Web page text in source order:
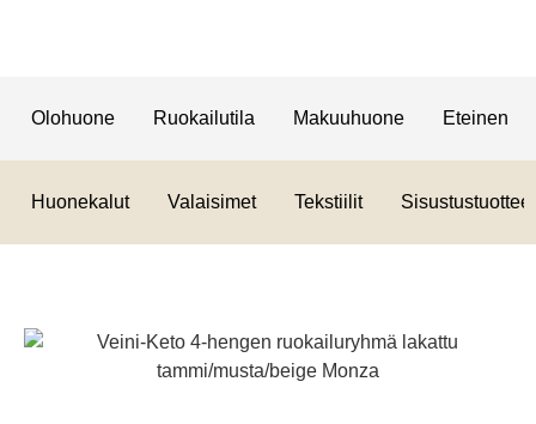
Olohuone Ruokailutila Makuuhuone Eteinen
Huonekalut Valaisimet Tekstiilit Sisustustuotteet